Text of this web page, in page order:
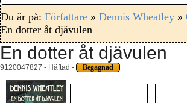
Du är på: Författare » Dennis Wheatley »
En dotter åt djävulen
En dotter åt djävulen
9120047827 - Häftad - Begagnad